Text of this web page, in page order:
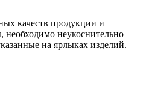
качеств продукции и
необходимо неукоснительно
на ярлыках изделий.